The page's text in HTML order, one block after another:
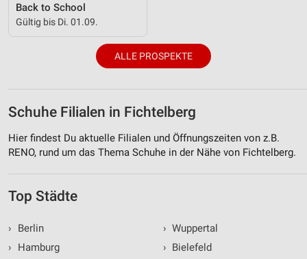
Back to School
Gültig bis Di. 01.09.
ALLE PROSPEKTE
Schuhe Filialen in Fichtelberg
Hier findest Du aktuelle Filialen und Öffnungszeiten von z.B.
RENO, rund um das Thema Schuhe in der Nähe von Fichtelberg.
Top Städte
›
Berlin
›
Hamburg
› Wuppertal
› Bielefeld